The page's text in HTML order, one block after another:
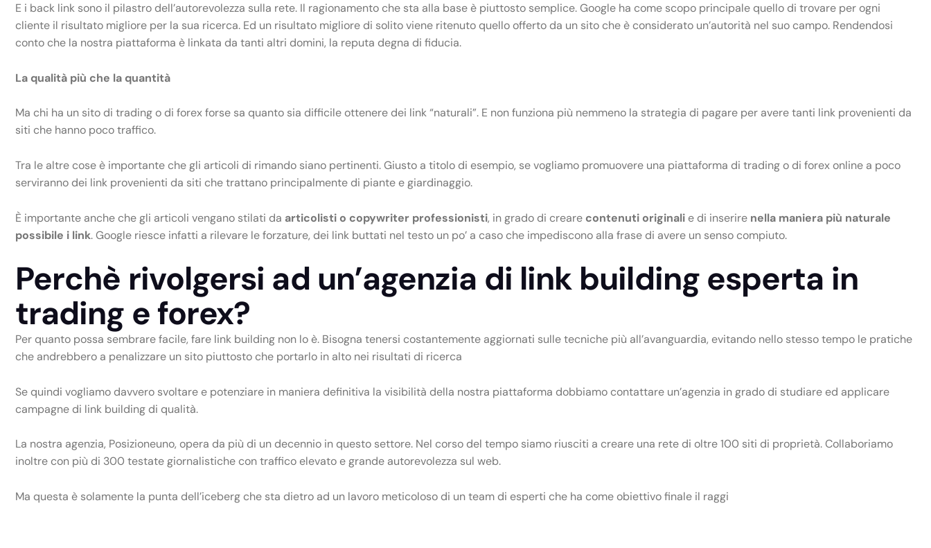
E i back link sono il pilastro dell’autorevolezza sulla rete. Il ragionamento che sta alla base è piuttosto semplice. Google ha come scopo principale quello di trovare per ogni
cliente il risultato migliore per la sua ricerca. Ed un risultato migliore di solito viene ritenuto quello offerto da un sito che è considerato un’autorità nel suo campo. Rendendosi
conto che la nostra piattaforma è linkata da tanti altri domini, la reputa degna di fiducia.
La qualità più che la quantità
Ma chi ha un sito di trading o di forex forse sa quanto sia difficile ottenere dei link “naturali”. E non funziona più nemmeno la strategia di pagare per avere tanti link provenienti da
siti che hanno poco traffico.
Tra le altre cose è importante che gli articoli di rimando siano pertinenti. Giusto a titolo di esempio, se vogliamo promuovere una piattaforma di trading o di forex online a poco
serviranno dei link provenienti da siti che trattano principalmente di piante e giardinaggio.
È importante anche che gli articoli vengano stilati da articolisti o copywriter professionisti, in grado di creare contenuti originali e di inserire nella maniera più naturale
possibile i link. Google riesce infatti a rilevare le forzature, dei link buttati nel testo un po’ a caso che impediscono alla frase di avere un senso compiuto.
Perchè rivolgersi ad un’agenzia di link building esperta in
trading e forex?
Per quanto possa sembrare facile, fare link building non lo è. Bisogna tenersi costantemente aggiornati sulle tecniche più all’avanguardia, evitando nello stesso tempo le pratiche
che andrebbero a penalizzare un sito piuttosto che portarlo in alto nei risultati di ricerca
Se quindi vogliamo davvero svoltare e potenziare in maniera definitiva la visibilità della nostra piattaforma dobbiamo contattare un’agenzia in grado di studiare ed applicare
campagne di link building di qualità.
La nostra agenzia, Posizioneuno, opera da più di un decennio in questo settore. Nel corso del tempo siamo riusciti a creare una rete di oltre 100 siti di proprietà. Collaboriamo
inoltre con più di 300 testate giornalistiche con traffico elevato e grande autorevolezza sul web.
Ma questa è solamente la punta dell’iceberg che sta dietro ad un lavoro meticoloso di un team di esperti che ha come obiettivo finale il raggi